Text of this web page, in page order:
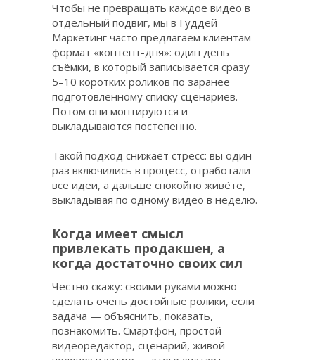
Чтобы не превращать каждое видео в
отдельный подвиг, мы в Гуддей
Маркетинг часто предлагаем клиентам
формат «контент-дня»: один день
съёмки, в который записывается сразу
5–10 коротких роликов по заранее
подготовленному списку сценариев.
Потом они монтируются и
выкладываются постепенно.
Такой подход снижает стресс: вы один
раз включились в процесс, отработали
все идеи, а дальше спокойно живёте,
выкладывая по одному видео в неделю.
Честно скажу: своими руками можно
сделать очень достойные ролики, если
задача — объяснить, показать,
познакомить. Смартфон, простой
видеоредактор, сценарий, живой
Когда имеет смысл
привлекать продакшен, а
когда достаточно своих сил